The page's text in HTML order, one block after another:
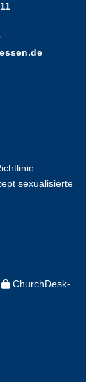
sexualisierte
ChurchDesk-